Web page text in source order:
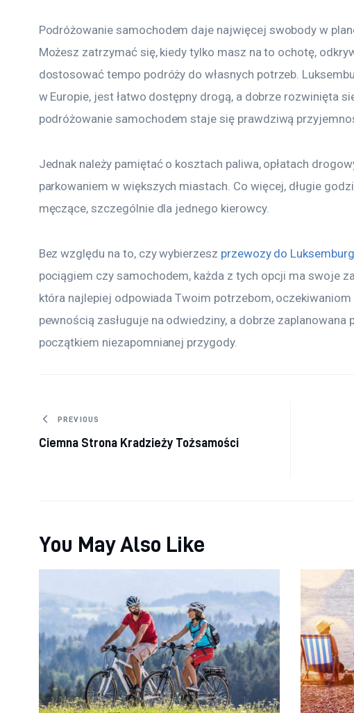
Podróżowanie samochodem daje najwięcej swobody w
Możesz zatrzymać się, kiedy tylko masz na to ochotę,
dostosować tempo podróży do własnych potrzeb.
w Europie, jest łatwo dostępny drogą, a dobrze rozwinięta
podróżowanie samochodem staje się prawdziwą
Jednak należy pamiętać o kosztach paliwa, opłatach
parkowaniem w większych miastach. Co więcej, długie
męczące, szczególnie dla jednego kierowcy.
Bez względu na to, czy wybierzesz przewozy do
pociągiem czy samochodem, każda z tych opcji ma swoje
która najlepiej odpowiada Twoim potrzebom,
pewnością zasługuje na odwiedziny, a dobrze
początkiem niezapomnianej przygody.
Nawigacja wpisu
PREVIOUS
Ciemna Strona Kradzieży Tożsamości
You May Also Like